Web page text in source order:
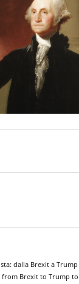
dalla Brexit a
from Brexit to Trump